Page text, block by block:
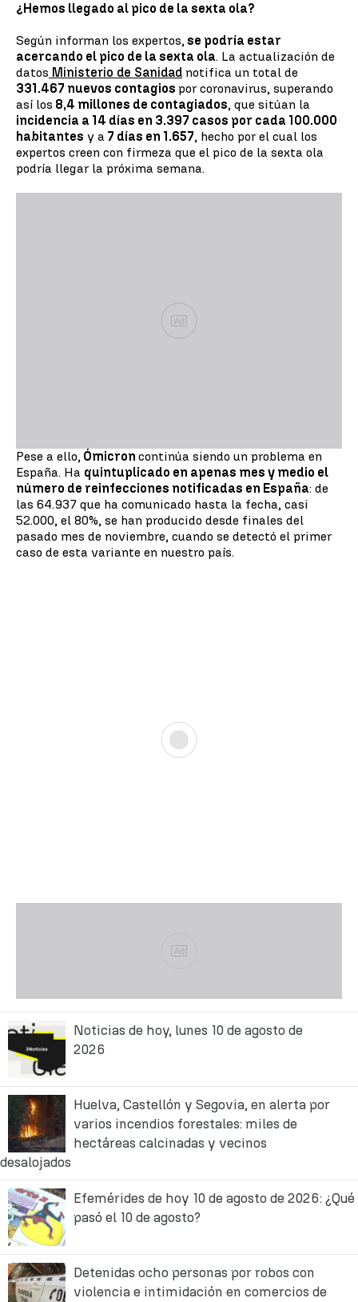
¿Hemos llegado al pico de la sexta ola?
Según informan los expertos,se podría estar
acercando el pico de la sexta ola. La actualización de
datos Ministerio de Sanidad notifica un total de
331.467 nuevos contagios por coronavirus, superando
así los 8,4 millones de contagiados, que sitúan la
incidencia a 14 días en 3.397 casos por cada 100.000
habitantes y a 7 días en 1.657, hecho por el cual los
expertos creen con firmeza que el pico de la sexta ola
podría llegar la próxima semana.
Ad
Pese a ello, Ómicron continúa siendo un problema en
España. Ha quintuplicado en apenas mes y medio el
número de reinfecciones notificadas en España: de
las 64.937 que ha comunicado hasta la fecha, casi
52.000, el 80%, se han producido desde finales del
pasado mes de noviembre, cuando se detectó el primer
caso de esta variante en nuestro país.
Ad
Noticias de hoy, lunes 10 de agosto de
2026
Huelva, Castellón y Segovia, en alerta por
varios incendios forestales: miles de
hectáreas calcinadas y vecinos
desalojados
Efemérides de hoy 10 de agosto de 2026: ¿Qué
pasó el 10 de agosto?
Detenidas ocho personas por robos con
violencia e intimidación en comercios de